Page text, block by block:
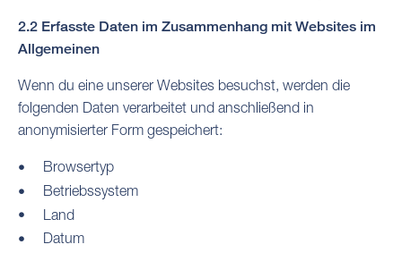
2.2 Erfasste Daten im Zusammenhang mit Websites im
Allgemeinen
Wenn du eine unserer Websites besuchst, werden die
folgenden Daten verarbeitet und anschließend in
anonymisierter Form gespeichert:
Browsertyp
Betriebssystem
Land
Datum